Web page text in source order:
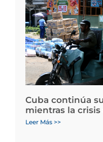
Cuba continúa
mientras la
Leer Más >>